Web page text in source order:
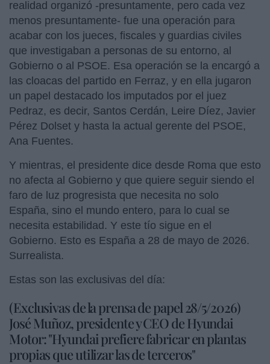
realidad organizó -presuntamente, pero cada vez
menos presuntamente- fue una operación para
acabar con los jueces, fiscales y guardias civiles
que investigaban a personas de su entorno, al
Gobierno o al PSOE. Esa operación se la encargó a
las cloacas del partido en Ferraz, y en ella jugaron
un papel destacado los imputados por el juez
Pedraz, es decir, Santos Cerdán, Leire Díez, Javier
Pérez Dolset y hasta la actual gerente del PSOE,
Ana Fuentes.
Y mientras, el presidente dice desde Roma que esto
no afecta al Gobierno y que quiere seguir siendo el
faro de luz progresista que necesita no solo
España, sino el mundo entero, para lo cual se
necesita estabilidad. Y este tío sigue en el
Gobierno. Esto es España a 28 de mayo de 2026.
Surrealista.
Estas son las exclusivas del día:
(Exclusivas de la prensa de papel 28/5/2026)
José Muñoz, presidente y CEO de Hyundai
Motor: "Hyundai prefiere fabricar en plantas
propias que utilizar las de terceros"